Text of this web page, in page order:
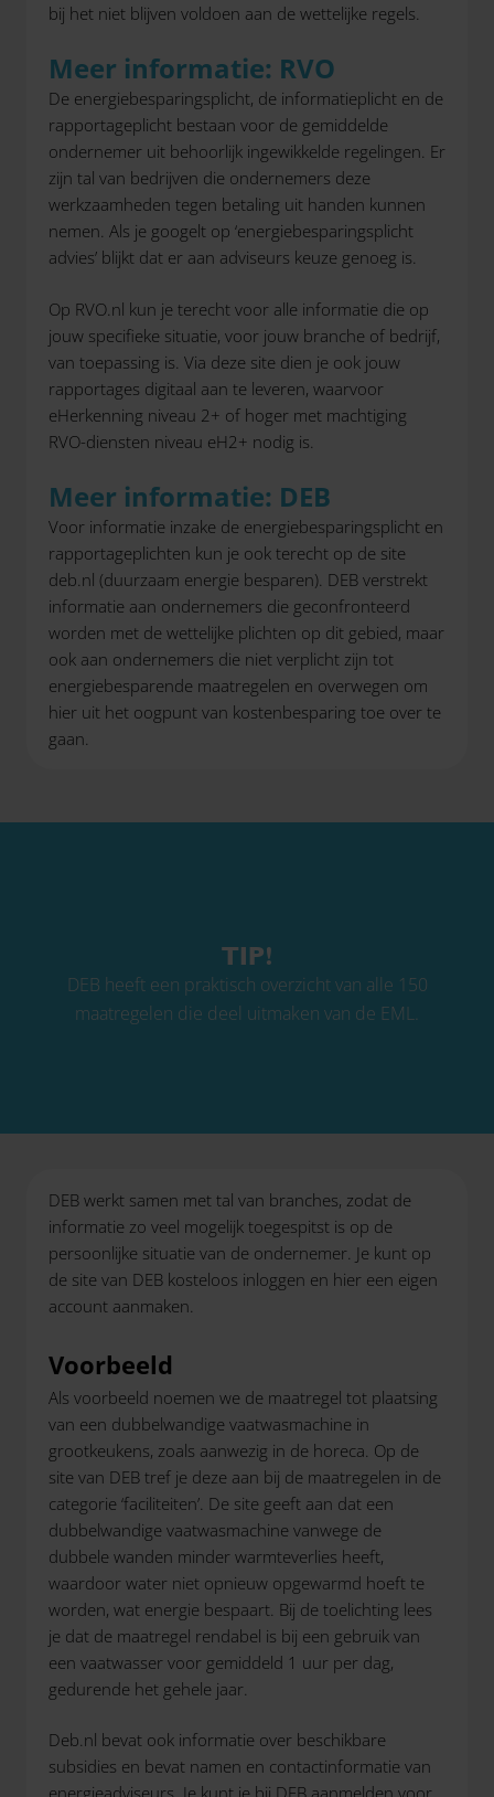
bij het niet blijven voldoen aan de wettelijke regels.
Meer informatie: RVO
De energiebesparingsplicht, de informatieplicht en de
rapportageplicht bestaan voor de gemiddelde
ondernemer uit behoorlijk ingewikkelde regelingen. Er
zijn tal van bedrijven die ondernemers deze
werkzaamheden tegen betaling uit handen kunnen
nemen. Als je googelt op ‘energiebesparingsplicht
advies’ blijkt dat er aan adviseurs keuze genoeg is.
Op RVO.nl kun je terecht voor alle informatie die op
jouw specifieke situatie, voor jouw branche of bedrijf,
van toepassing is. Via deze site dien je ook jouw
rapportages digitaal aan te leveren, waarvoor
eHerkenning niveau 2+ of hoger met machtiging
RVO-diensten niveau eH2+ nodig is.
Meer informatie: DEB
Voor informatie inzake de energiebesparingsplicht en
rapportageplichten kun je ook terecht op de site
deb.nl (duurzaam energie besparen). DEB verstrekt
informatie aan ondernemers die geconfronteerd
worden met de wettelijke plichten op dit gebied, maar
ook aan ondernemers die niet verplicht zijn tot
energiebesparende maatregelen en overwegen om
hier uit het oogpunt van kostenbesparing toe over te
gaan.
TIP!
DEB heeft een praktisch overzicht van alle 150
maatregelen die deel uitmaken van de EML.
DEB werkt samen met tal van branches, zodat de
informatie zo veel mogelijk toegespitst is op de
persoonlijke situatie van de ondernemer. Je kunt op
de site van DEB kosteloos inloggen en hier een eigen
account aanmaken.
Voorbeeld
Als voorbeeld noemen we de maatregel tot plaatsing
van een dubbelwandige vaatwasmachine in
grootkeukens, zoals aanwezig in de horeca. Op de
site van DEB tref je deze aan bij de maatregelen in de
categorie ‘faciliteiten’. De site geeft aan dat een
dubbelwandige vaatwasmachine vanwege de
dubbele wanden minder warmteverlies heeft,
waardoor water niet opnieuw opgewarmd hoeft te
worden, wat energie bespaart. Bij de toelichting lees
je dat de maatregel rendabel is bij een gebruik van
een vaatwasser voor gemiddeld 1 uur per dag,
gedurende het gehele jaar.
Deb.nl bevat ook informatie over beschikbare
subsidies en bevat namen en contactinformatie van
energieadviseurs. Je kunt je bij DEB aanmelden voor